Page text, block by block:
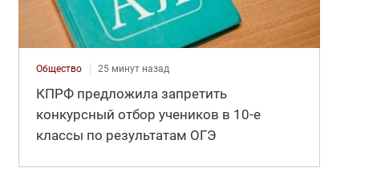
Общество 25 минут назад
КПРФ предложила запретить
конкурсный отбор учеников в 10-е
классы по результатам ОГЭ